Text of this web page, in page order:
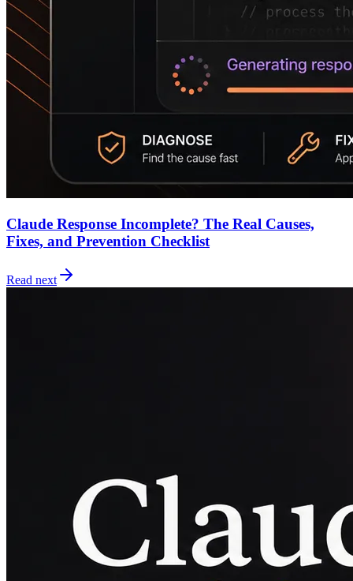
Claude Response Incomplete? The Real Causes,
Fixes, and Prevention Checklist
Read next